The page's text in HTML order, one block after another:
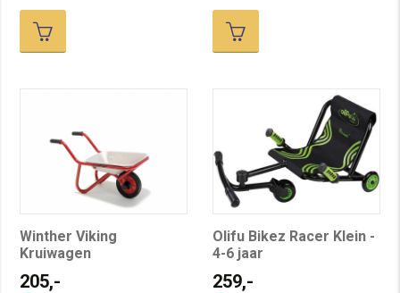
Winther Viking
Kruiwagen
205,-
Olifu Bikez Racer Klein -
4-6 jaar
259,-